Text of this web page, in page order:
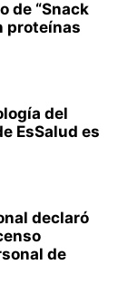
de “Snack
proteínas
del
EsSalud es
declaró
de